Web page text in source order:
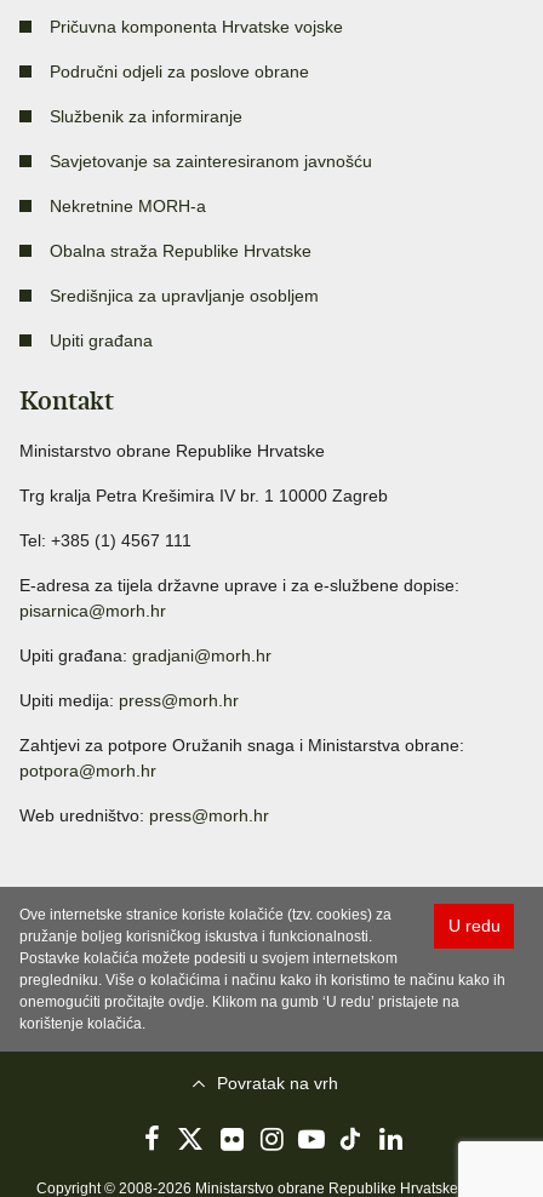
Pričuvna komponenta Hrvatske vojske
Područni odjeli za poslove obrane
Službenik za informiranje
Savjetovanje sa zainteresiranom javnošću
Nekretnine MORH-a
Obalna straža Republike Hrvatske
Središnjica za upravljanje osobljem
Upiti građana
Kontakt
Ministarstvo obrane Republike Hrvatske
Trg kralja Petra Krešimira IV br. 1 10000 Zagreb
Tel: +385 (1) 4567 111
E-adresa za tijela državne uprave i za e-službene dopise:
pisarnica@morh.hr
Upiti građana: gradjani@morh.hr
Upiti medija: press@morh.hr
Zahtjevi za potpore Oružanih snaga i Ministarstva obrane:
potpora@morh.hr
Web uredništvo: press@morh.hr
U redu
Ove internetske stranice koriste kolačiće (tzv. cookies) za
pružanje boljeg korisničkog iskustva i funkcionalnosti.
Postavke kolačića možete podesiti u svojem internetskom
pregledniku. Više o kolačićima i načinu kako ih koristimo te načinu kako ih
onemogućiti pročitajte ovdje. Klikom na gumb ‘U redu’ pristajete na
korištenje kolačića.
Povratak na vrh
Copyright © 2008-2026 Ministarstvo obrane Republike Hrvatske..